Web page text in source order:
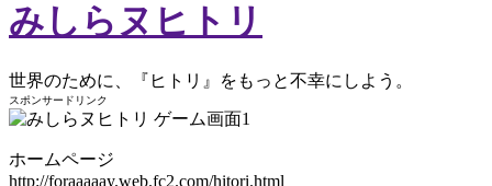
みしらヌヒトリ
世界のために、『ヒトリ』をもっと不幸にしよう。
スポンサードリンク
ホームページ
http://foraaaaay.web.fc2.com/hitori.html